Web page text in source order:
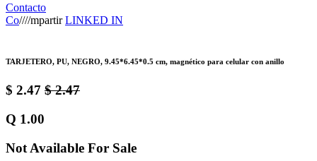
Contacto
Co////mpartirLINKED IN
TARJETERO, PU, NEGRO, 9.45*6.45*0.5 cm, magnético para celular con anillo
$ 2.47 $2.47
Q 1.00
Not Available For Sale